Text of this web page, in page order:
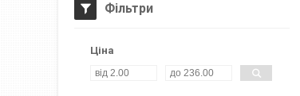
Фільтри
Ціна